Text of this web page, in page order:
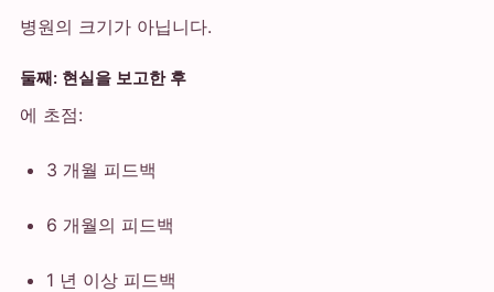
병원의 크기가 아닙니다.
둘째: 현실을 보고한 후
에 초점:
3 개월 피드백
6 개월의 피드백
1 년 이상 피드백